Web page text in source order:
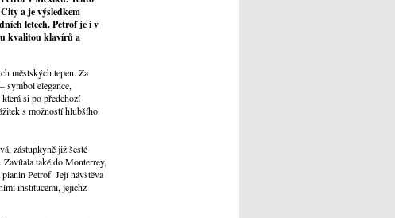
a je výsledkem
letech. Petrof je i v
kvalitou klavírů a
městských tepen. Za
symbol elegance,
si po předchozí
s možností hlubšího
zástupkyně již šesté
Zavítala také do Monterrey,
Petrof. Její návštěva
institucemi, jejichž